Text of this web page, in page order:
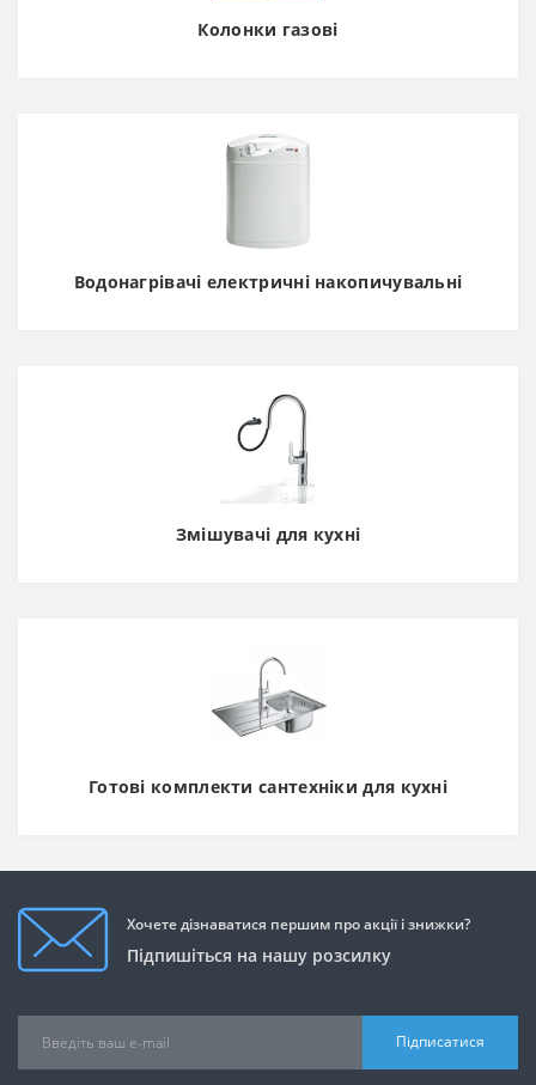
Колонки газові
Водонагрівачі електричні накопичувальні
Змішувачі для кухні
Готові комплекти сантехніки для кухні
Хочете дізнаватися першим про акції і знижки?
Підпишіться на нашу розсилку
Підписатися